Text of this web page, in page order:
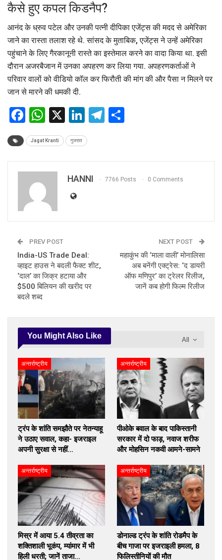
कैसे हुए कपल किडनैप?
आनंद के ध्रुव पटेल और उनकी पत्नी दीपिका एजेंट्स की मदद से अमेरिका
जाने का रास्ता तलाश रहे थे. सांसद के मुताबिक, एजेंट्स ने उन्हें अमेरिका
पहुंचाने के लिए गैरकानूनी रास्ते का इस्तेमाल करने का वादा किया था. इसी
दौरान अजरबैजान में उनका अपहरण कर लिया गया. अपहरणकर्ताओं ने
परिवार वालों को वीडियो कॉल कर फिरौती की मांग की और पैसा न मिलने पर
जान से मारने की धमकी दी.
Facebook
WhatsApp
X LinkedIn
Telegram
Jagat Kranti गुजरात
HANNI 7766 Posts 0 Comments
PREV POST
India-US Trade Deal:
व्हाइट हाउस ने बदली फैक्ट शीट,
‘दाल’ का जिक्र हटाया और
$500 बिलियन की खरीद पर
बदले शब्द
NEXT POST
महाकुंभ की ‘माला वाली’ मोनालिसा
अब बनेंगी एक्ट्रेस: ‘द डायरी
ऑफ मणिपुर’ का ट्रेलर रिलीज,
जानें कब होगी फिल्म रिलीज
All
You Might Also Like
अन्तर्राष्ट्रीय
ट्रंप के शांति समझौते पर नेतन्याहू
ने उठाए सवाल, कहा- इजराइल
अपनी सुरक्षा से नहीं…
अन्तर्राष्ट्रीय
पीओके बवाल के बाद पाकिस्तानी
सरकार में दो फाड़, नवाज शरीफ
और मोहसिन नकवी आमने-सामने
अन्तर्राष्ट्रीय
मिस्र में आया 5.4 तीव्रता का
शक्तिशाली भूकंप, म्यांमार में भी
हिली धरती; जानें ताजा…
अन्तर्राष्ट्रीय
डोनाल्ड ट्रंप के शांति रोडमैप के
बीच गाजा पर इजराइली हमला, 8
फिलिस्तीनियों की मौत